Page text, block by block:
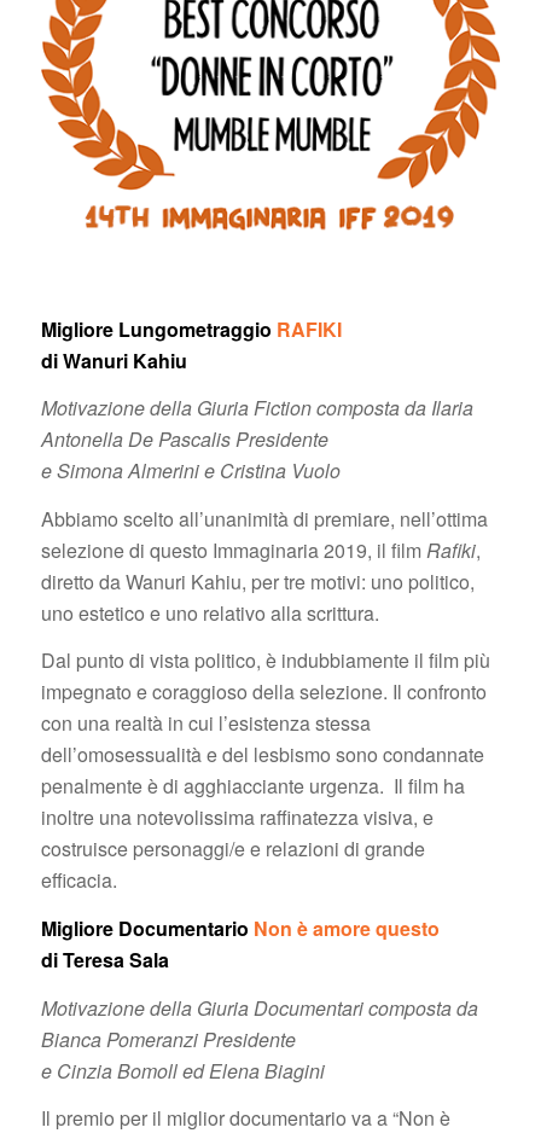
Migliore Lungometraggio RAFIKI
di Wanuri Kahiu
Motivazione della Giuria Fiction composta da Ilaria
Antonella De Pascalis Presidente
e Simona Almerini e Cristina Vuolo
Abbiamo scelto all’unanimità di premiare, nell’ottima
selezione di questo Immaginaria 2019, il filmRafiki,
diretto da Wanuri Kahiu, per tre motivi: uno politico,
uno estetico e uno relativo alla scrittura.
Dal punto di vista politico, è indubbiamente il film più
impegnato e coraggioso della selezione. Il confronto
con una realtà in cui l’esistenza stessa
dell’omosessualità e del lesbismo sono condannate
penalmente è di agghiacciante urgenza. Il film ha
inoltre una notevolissima raffinatezza visiva, e
costruisce personaggi/e e relazioni di grande
efficacia.
Migliore Documentario Non è amore questo
di Teresa Sala
Motivazione della Giuria Documentari composta da
Bianca Pomeranzi Presidente
e Cinzia Bomoll ed Elena Biagini
Il premio per il miglior documentario va a “Non è